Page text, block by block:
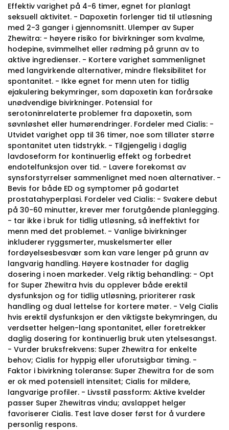
Effektiv varighet på 4-6 timer, egnet for planlagt
seksuell aktivitet. - Dapoxetin forlenger tid til utløsning
med 2-3 ganger i gjennomsnitt. Ulemper av Super
Zhewitra: - høyere risiko for bivirkninger som kvalme,
hodepine, svimmelhet eller rødming på grunn av to
aktive ingredienser. - Kortere varighet sammenlignet
med langvirkende alternativer, mindre fleksibilitet for
spontanitet. - Ikke egnet for menn uten for tidlig
ejakulering bekymringer, som dapoxetin kan forårsake
unødvendige bivirkninger. Potensial for
serotoninrelaterte problemer fra dapoxetin, som
søvnløshet eller humørendringer. Fordeler med Cialis: -
Utvidet varighet opp til 36 timer, noe som tillater større
spontanitet uten tidstrykk. - Tilgjengelig i daglig
lavdoseform for kontinuerlig effekt og forbedret
endotelfunksjon over tid. - Lavere forekomst av
synsforstyrrelser sammenlignet med noen alternativer. -
Bevis for både ED og symptomer på godartet
prostatahyperplasi. Fordeler ved Cialis: - Svakere debut
på 30-60 minutter, krever mer forutgående planlegging.
- tar ikke i bruk for tidlig utløsning, så ineffektivt for
menn med det problemet. - Vanlige bivirkninger
inkluderer ryggsmerter, muskelsmerter eller
fordøyelsesbesvær som kan vare lenger på grunn av
langvarig handling. Høyere kostnader for daglig
dosering i noen markeder. Velg riktig behandling: - Opt
for Super Zhewitra hvis du opplever både erektil
dysfunksjon og for tidlig utløsning, prioriterer rask
handling og dual lettelse for kortere møter. - Velg Cialis
hvis erektil dysfunksjon er den viktigste bekymringen, du
verdsetter helgen-lang spontanitet, eller foretrekker
daglig dosering for kontinuerlig bruk uten ytelsesangst.
- Vurder bruksfrekvens: Super Zhewitra for enkelte
behov; Cialis for hyppig eller uforutsigbar timing. -
Faktor i bivirkning toleranse: Super Zhewitra for de som
er ok med potensiell intensitet; Cialis for mildere,
langvarige profiler. - Livsstil passform: Aktive kvelder
passer Super Zhewitras vindu; avslappet helger
favoriserer Cialis. Test lave doser først for å vurdere
personlig respons.